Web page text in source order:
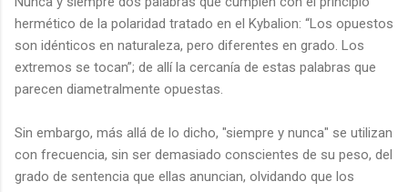
hermético de la polaridad tratado en el Kybalion: “Los opuestos
son idénticos en naturaleza, pero diferentes en grado. Los
extremos se tocan”; de allí la cercanía de estas palabras que
parecen diametralmente opuestas.
Sin embargo, más allá de lo dicho, "siempre y nunca" se utilizan
con frecuencia, sin ser demasiado conscientes de su peso, del
grado de sentencia que ellas anuncian, olvidando que los